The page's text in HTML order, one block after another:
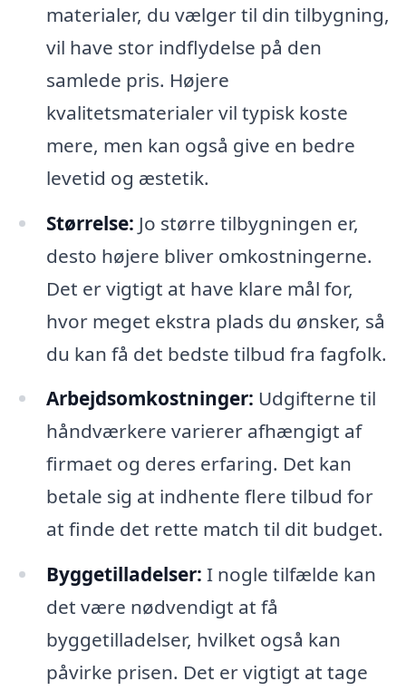
materialer, du vælger til din tilbygning,
vil have stor indflydelse på den
samlede pris. Højere
kvalitetsmaterialer vil typisk koste
mere, men kan også give en bedre
levetid og æstetik.
Størrelse: Jo større tilbygningen er,
desto højere bliver omkostningerne.
Det er vigtigt at have klare mål for,
hvor meget ekstra plads du ønsker, så
du kan få det bedste tilbud fra fagfolk.
Arbejdsomkostninger: Udgifterne til
håndværkere varierer afhængigt af
firmaet og deres erfaring. Det kan
betale sig at indhente flere tilbud for
at finde det rette match til dit budget.
Byggetilladelser: I nogle tilfælde kan
det være nødvendigt at få
byggetilladelser, hvilket også kan
påvirke prisen. Det er vigtigt at tage